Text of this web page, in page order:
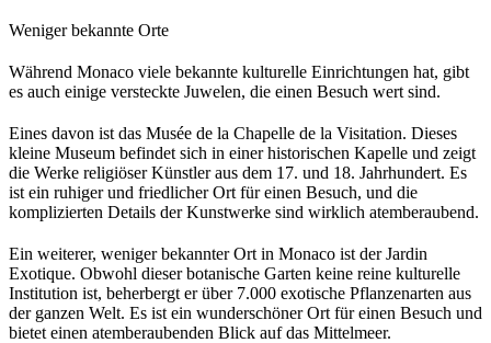
Weniger bekannte Orte
Während Monaco viele bekannte kulturelle Einrichtungen hat, gibt
es auch einige versteckte Juwelen, die einen Besuch wert sind.
Eines davon ist das Musée de la Chapelle de la Visitation. Dieses
kleine Museum befindet sich in einer historischen Kapelle und zeigt
die Werke religiöser Künstler aus dem 17. und 18. Jahrhundert. Es
ist ein ruhiger und friedlicher Ort für einen Besuch, und die
komplizierten Details der Kunstwerke sind wirklich atemberaubend.
Ein weiterer, weniger bekannter Ort in Monaco ist der Jardin
Exotique. Obwohl dieser botanische Garten keine reine kulturelle
Institution ist, beherbergt er über 7.000 exotische Pflanzenarten aus
der ganzen Welt. Es ist ein wunderschöner Ort für einen Besuch und
bietet einen atemberaubenden Blick auf das Mittelmeer.